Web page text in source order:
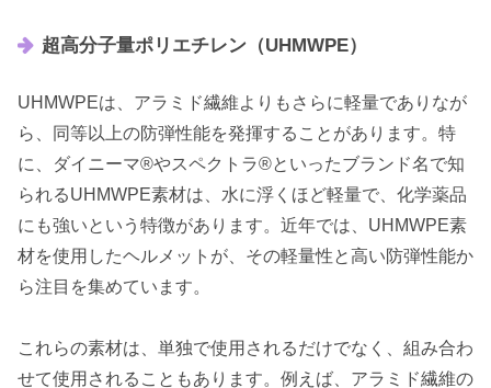
超高分子量ポリエチレン（UHMWPE）
UHMWPEは、アラミド繊維よりもさらに軽量でありなが
ら、同等以上の防弾性能を発揮することがあります。特
に、ダイニーマ®やスペクトラ®といったブランド名で知
られるUHMWPE素材は、水に浮くほど軽量で、化学薬品
にも強いという特徴があります。近年では、UHMWPE素
材を使用したヘルメットが、その軽量性と高い防弾性能か
ら注目を集めています。
これらの素材は、単独で使用されるだけでなく、組み合わ
せて使用されることもあります。例えば、アラミド繊維の